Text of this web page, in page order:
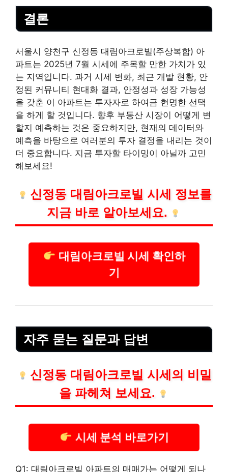
결론
서울시 양천구 신정동 대림아크로빌(주상복합) 아
파트는 2025년 7월 시세에 주목할 만한 가치가 있
는 지역입니다. 과거 시세 변화, 최근 개발 현황, 안
정된 커뮤니티 현대화 결과, 안정성과 성장 가능성
을 갖춘 이 아파트는 투자자로 하여금 현명한 선택
을 하게 할 것입니다. 향후 부동산 시장이 어떻게 변
할지 예측하는 것은 중요하지만, 현재의 데이터와
예측을 바탕으로 여러분의 투자 결정을 내리는 것이
더 중요합니다. 지금 투자할 타이밍이 아닐까 고민
해보세요!
신정동 대림아크로빌 시세 정보를
지금 바로 알아보세요.
대림아크로빌 시세 확인하
기
자주 묻는 질문과 답변
신정동 대림아크로빌 시세의 비밀
을 파헤쳐 보세요.
시세 분석 바로가기
Q1: 대림아크로빌 아파트의 매매가는 어떻게 되나